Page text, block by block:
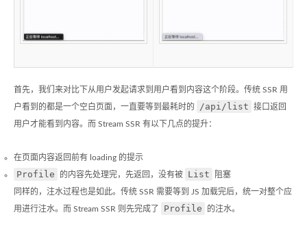
首先，我们来对比下从用户发起请求到用户看到内容这个阶段。传统 SSR 用
户看到的都是一个空白页面，一直要等到最耗时的 /api/list 接口返回
用户才能看到内容。而 Stream SSR 有以下几点的提升：
在页面内容返回前有 loading 的提示
Profile 的内容先处理完，先返回，没有被 List 阻塞
同样的，注水过程也是如此。传统 SSR 需要等到 JS 加载完后，统一对整个应
用进行注水。而 Stream SSR 则先完成了 Profile 的注水。